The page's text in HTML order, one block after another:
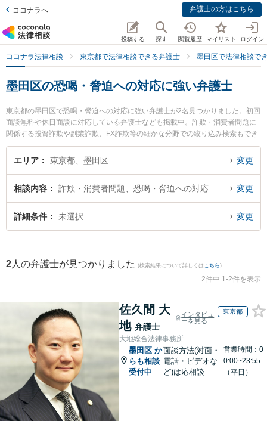
ココナラへ 弁護士の方はこちら
投稿する 探す 閲覧履歴 マイリスト ログイン
ココナラ法律相談 東京都で法律相談できる弁護士 墨田区で法律相談で
墨田区の恐喝・脅迫への対応に強い弁護士
東京都の墨田区で恐喝・脅迫への対応に強い弁護士が2名見つかりました。初回
面談無料や休日面談に対応している弁護士なども掲載中。詐欺・消費者問題に
関係する投資詐欺や副業詐欺、FX詐欺等の細かな分野での絞り込み検索もでき
便利です。特に永野総合法律事務所の永野 達也弁護士や虎ノ門法律経済事務所
錦糸町支店の丸山 智史弁護士のプロフィール情報や弁護士費用、強みなどが注
実績豊富な近くの弁護士を検索したい』『初回相談無料で恐喝・脅迫への対応
を法律相談できる墨田区内の弁護士に相談予約したい』などでお困りの相談者
さんにおすすめです。
エリア 東京都、墨田区 変更
相談内容 詐欺・消費者問題、恐喝・脅迫への対応 変更
詳細条件 未選択 変更
2 人の弁護士が見つかりました (検索結果について詳しくは こちら)
2件中 1-2件を表示
佐久間 大
地 弁護士
インタビュ
ーを見る
東京都
大地総合法律事務所
墨田区 か
らも相談
受付中
面談方法(対面・
電話・ビデオな
ど)は応相談
営業時間：0
0:00~23:55
（平日）